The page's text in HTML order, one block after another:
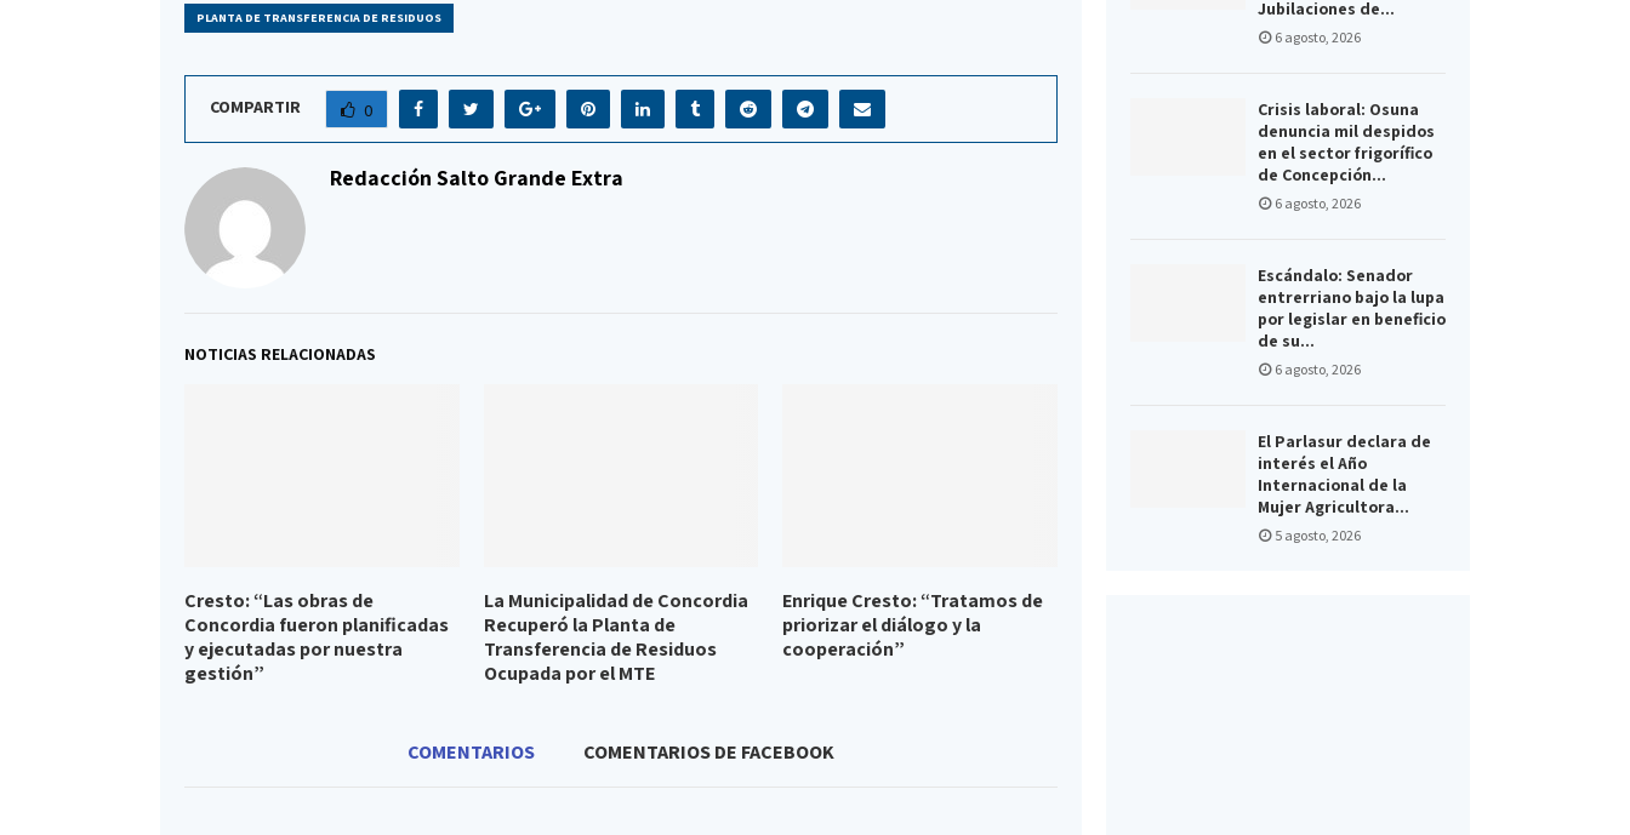
PLANTA DE TRANSFERENCIA DE RESIDUOS
COMPARTIR 0
Redacción Salto Grande Extra
NOTICIAS RELACIONADAS
Cresto: “Las obras de
Concordia fueron planificadas
y ejecutadas por nuestra
gestión”
La Municipalidad de Concordia
Recuperó la Planta de
Transferencia de Residuos
Ocupada por el MTE
Enrique Cresto: “Tratamos de
priorizar el diálogo y la
cooperación”
COMENTARIOS COMENTARIOS DE FACEBOOK
Jubilaciones de...
6 agosto, 2026
Crisis laboral: Osuna
denuncia mil despidos
en el sector frigorífico
de Concepción...
6 agosto, 2026
Escándalo: Senador
entrerriano bajo la lupa
por legislar en beneficio
de su...
6 agosto, 2026
El Parlasur declara de
interés el Año
Internacional de la
Mujer Agricultora...
5 agosto, 2026